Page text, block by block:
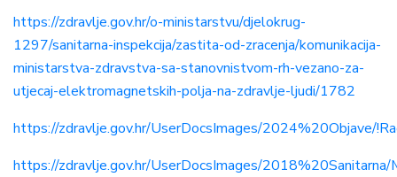
https://zdravlje.gov.hr/o-ministarstvu/djelokrug-
1297/sanitarna-inspekcija/zastita-od-zracenja/komunikacija-
ministarstva-zdravstva-sa-stanovnistvom-rh-vezano-za-
utjecaj-elektromagnetskih-polja-na-zdravlje-ljudi/1782
https://zdravlje.gov.hr/UserDocsImages/2024%20Objave/
https://zdravlje.gov.hr/UserDocsImages/